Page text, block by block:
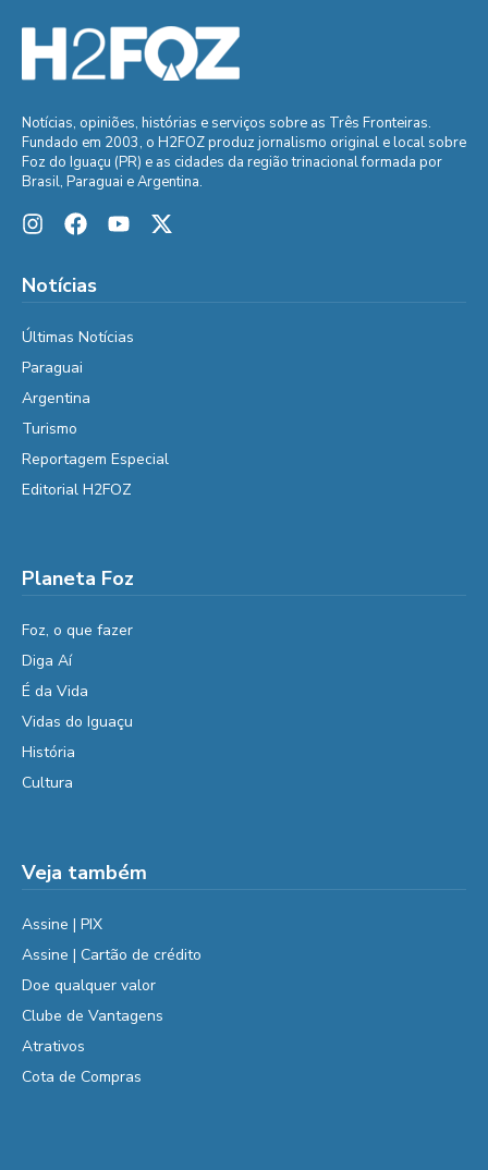
Notícias, opiniões, histórias e serviços sobre as Três Fronteiras.
Fundado em 2003, o H2FOZ produz jornalismo original e local sobre
Foz do Iguaçu (PR) e as cidades da região trinacional formada por
Brasil, Paraguai e Argentina.
Notícias
Últimas Notícias
Paraguai
Argentina
Turismo
Reportagem Especial
Editorial H2FOZ
Planeta Foz
Foz, o que fazer
Diga Aí
É da Vida
Vidas do Iguaçu
História
Cultura
Veja também
Assine | PIX
Assine | Cartão de crédito
Doe qualquer valor
Clube de Vantagens
Atrativos
Cota de Compras